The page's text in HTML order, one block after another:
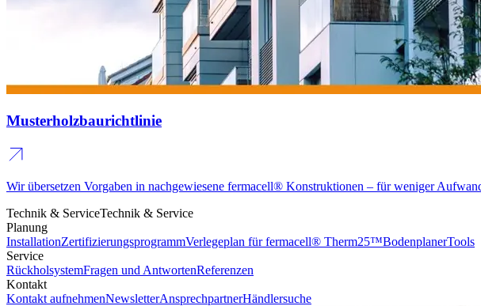
Musterholzbaurichtlinie
Wir übersetzen Vorgaben in nachgewiesene fermacell® Konstruktionen – für weniger
Technik & ServiceTechnik & Service
Planung
InstallationZertifizierungsprogrammVerlegeplan für fermacell® Therm25™BodenplanerTools
Service
RückholsystemFragen und AntwortenReferenzen
Kontakt
Kontakt aufnehmenNewsletterAnsprechpartnerHändlersuche